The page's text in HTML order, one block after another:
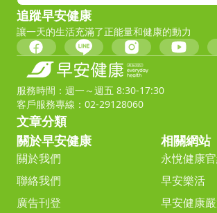
追蹤早安健康
讓一天的生活充滿了正能量和健康的動力
服務時間：週一～週五 8:30-17:30
客戶服務專線：02-29128060
文章分類
關於早安健康
關於我們
聯絡我們
廣告刊登
相關網站
永悅健康
早安樂活
早安健康